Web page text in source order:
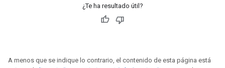
¿Te ha resultado útil?
A menos que se indique lo contrario, el contenido de esta página está